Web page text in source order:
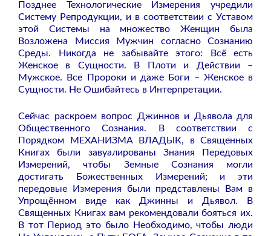
Позднее Технологические Измерения учредили
Систему Репродукции, и в соответствии с Уставом
этой Системы на множество Женщин была
Возложена Миссия Мужчин согласно Сознанию
Среды. Никогда не забывайте этого: Всё есть
Женское в Сущности. В Плоти и Действии –
Мужское. Все Пророки и даже Боги – Женское в
Сущности. Не Ошибайтесь в Интерпретации.
Сейчас раскроем вопрос Джиннов и Дьявола для
Общественного Сознания. В соответствии с
Порядком МЕХАНИЗМА ВЛАДЫК, в Священных
Книгах были завуалированы Знания Передовых
Измерений, чтобы Земные Сознания могли
достигать Божественных Измерений; и эти
передовые Измерения были представлены Вам в
Упрощённом виде как Джинны и Дьявол. В
Священных Книгах вам рекомендовали бояться их.
В тот Период это было Необходимо, чтобы люди